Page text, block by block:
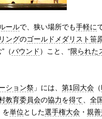
ールで、狭い場所でも手軽に
ングのゴールドメダリスト笹
（バウンド ）こと、“限られた
ション祭」には、 第1回大会（
教育委員会の協力を得て 全
を単位とした選手権大会・ 親善